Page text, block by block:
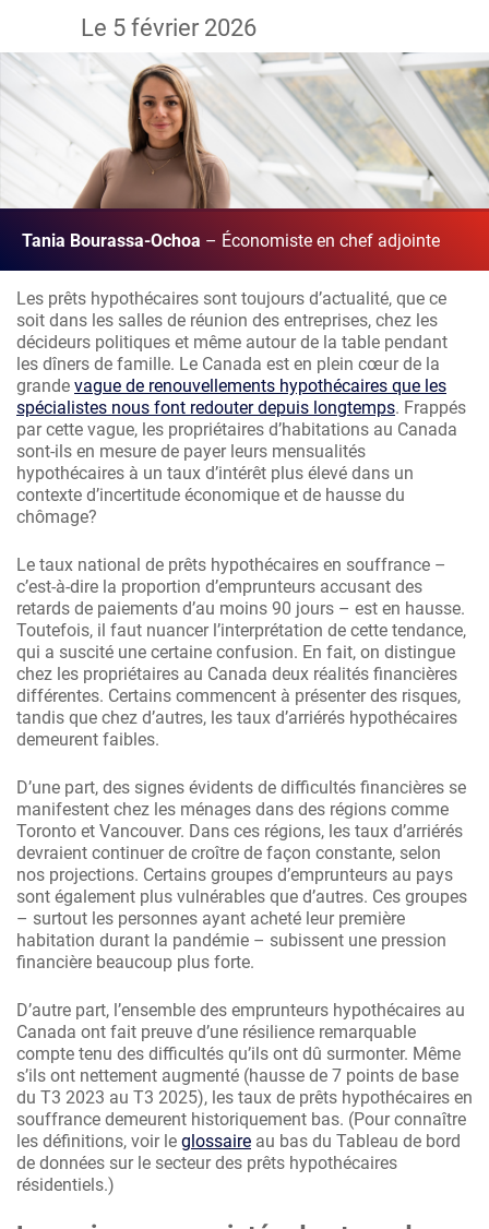
Le 5 février 2026
Tania Bourassa-Ochoa – Économiste en chef adjointe
Les prêts hypothécaires sont toujours d’actualité, que ce
soit dans les salles de réunion des entreprises, chez les
décideurs politiques et même autour de la table pendant
les dîners de famille. Le Canada est en plein cœur de la
grande vague de renouvellements hypothécaires que les
spécialistes nous font redouter depuis longtemps. Frappés
par cette vague, les propriétaires d’habitations au Canada
sont-ils en mesure de payer leurs mensualités
hypothécaires à un taux d’intérêt plus élevé dans un
contexte d’incertitude économique et de hausse du
chômage?
Le taux national de prêts hypothécaires en souffrance –
c’est-à-dire la proportion d’emprunteurs accusant des
retards de paiements d’au moins 90 jours – est en hausse.
Toutefois, il faut nuancer l’interprétation de cette tendance,
qui a suscité une certaine confusion. En fait, on distingue
chez les propriétaires au Canada deux réalités financières
différentes. Certains commencent à présenter des risques,
tandis que chez d’autres, les taux d’arriérés hypothécaires
demeurent faibles.
D’une part, des signes évidents de difficultés financières se
manifestent chez les ménages dans des régions comme
Toronto et Vancouver. Dans ces régions, les taux d’arriérés
devraient continuer de croître de façon constante, selon
nos projections. Certains groupes d’emprunteurs au pays
sont également plus vulnérables que d’autres. Ces groupes
– surtout les personnes ayant acheté leur première
habitation durant la pandémie – subissent une pression
financière beaucoup plus forte.
D’autre part, l’ensemble des emprunteurs hypothécaires au
Canada ont fait preuve d’une résilience remarquable
compte tenu des difficultés qu’ils ont dû surmonter. Même
s’ils ont nettement augmenté (hausse de 7 points de base
du T3 2023 au T3 2025), les taux de prêts hypothécaires en
souffrance demeurent historiquement bas. (Pour connaître
les définitions, voir le glossaire au bas du Tableau de bord
de données sur le secteur des prêts hypothécaires
résidentiels.)